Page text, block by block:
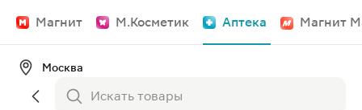
Магнит М.Косметик Аптека Магнит
Москва